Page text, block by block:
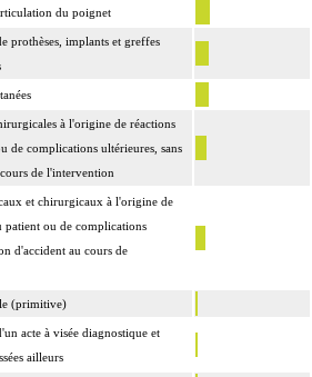
du poignet
prothèses, implants et greffes
à l'origine de réactions
de complications ultérieures, sans
de l'intervention
et chirurgicaux à l'origine de
patient ou de complications
d'accident au cours de
(primitive)
acte à visée diagnostique et
ailleurs